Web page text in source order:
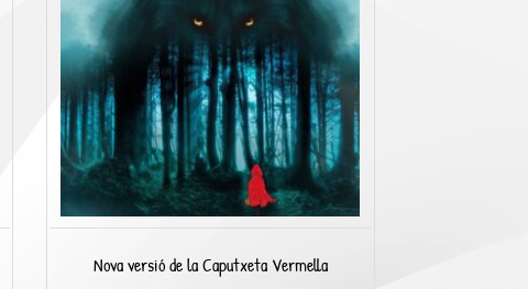
Nova versió de la Caputxeta Vermella